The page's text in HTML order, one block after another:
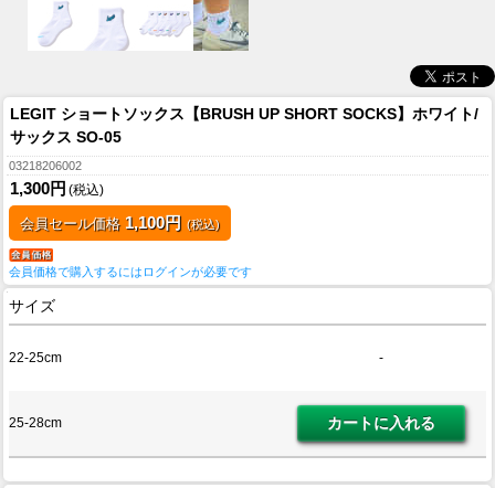
LEGIT ショートソックス【BRUSH UP SHORT SOCKS】ホワイト/
サックス SO-05
03218206002
1,300円 (税込)
会員セール価格 1,100円 (税込)
会員価格で購入するにはログインが必要です
サイズ
22-25cm -
25-28cm